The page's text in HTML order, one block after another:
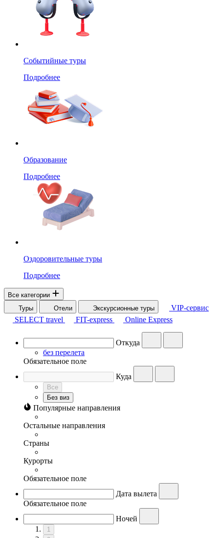
Событийные туры
Подробнее
Образование
Подробнее
Оздоровительные туры
Подробнее
Все категории
Туры
Отели Экскурсионные туры
VIP-сервис
SELECT travel
FIT-express Online Express
Откуда
без перелета
Обязательное поле
Куда
Все
Без виз
Популярные направления
Остальные направления
Страны
Курорты
Обязательное поле
Дата вылета
Обязательное поле
Ночей
1